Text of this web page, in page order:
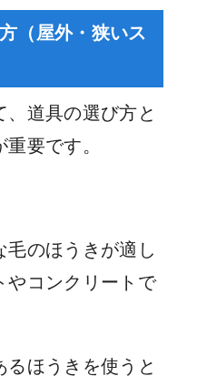
（屋外・狭いス
道具の選び方と
要です。
毛のほうきが適し
やコンクリートで
るほうきを使うと